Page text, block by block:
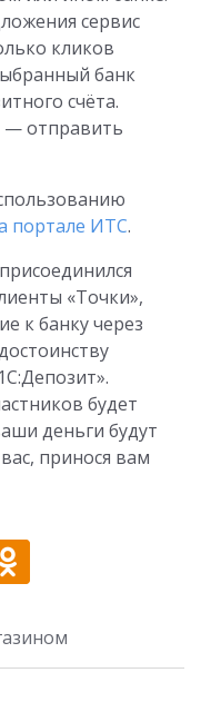
сервис
кликов
банк
счёта.
— отправить
портале ИТС.
«Точки»,
к банку через
будет
деньги будут
принося вам